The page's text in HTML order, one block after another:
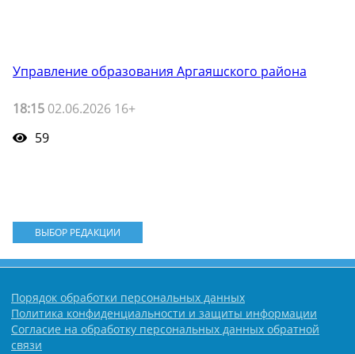
Управление образования Аргаяшского района
18:15 02.06.2026 16+
59
ВЫБОР РЕДАКЦИИ
Порядок обработки персональных данных
Политика конфиденциальности и защиты информации
Согласие на обработку персональных данных обратной
связи